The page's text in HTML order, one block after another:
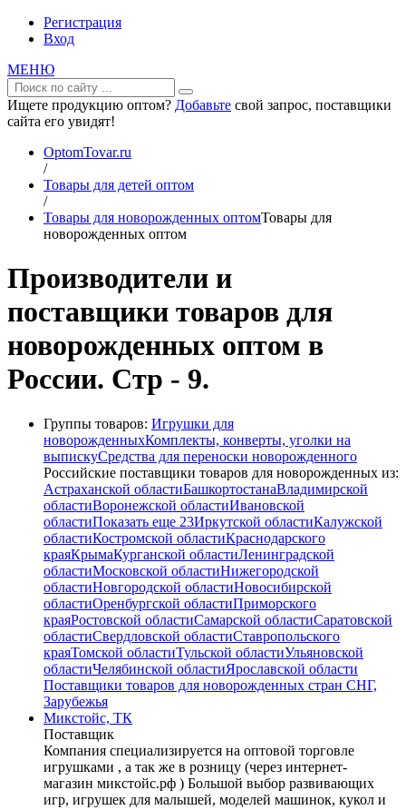
Регистрация
Вход
МЕНЮ
Ищете продукцию оптом? Добавьте свой запрос, поставщики
сайта его увидят!
OptomTovar.ru
/
Товары для детей оптом
/
Товары для новорожденных оптомТовары для
новорожденных оптом
Производители и
поставщики товаров для
новорожденных оптом в
России. Стр - 9.
Группы товаров: Игрушки для
новорожденныхКомплекты, конверты, уголки на
выпискуСредства для переноски новорожденного
Российские поставщики товаров для новорожденных из:
Астраханской областиБашкортостанаВладимирской
областиВоронежской областиИвановской
областиПоказать еще 23Иркутской областиКалужской
областиКостромской областиКраснодарского
краяКрымаКурганской областиЛенинградской
областиМосковской областиНижегородской
областиНовгородской областиНовосибирской
областиОренбургской областиПриморского
краяРостовской областиСамарской областиСаратовской
областиСвердловской областиСтавропольского
краяТомской областиТульской областиУльяновской
областиЧелябинской областиЯрославской области
Поставщики товаров для новорожденных стран СНГ,
Зарубежья
Микстойс, ТК
Поставщик
Компания специализируется на оптовой торговле
игрушками , а так же в розницу (через интернет-
магазин микстойс.рф ) Большой выбор развивающих
игр, игрушек для малышей, моделей машинок, кукол и